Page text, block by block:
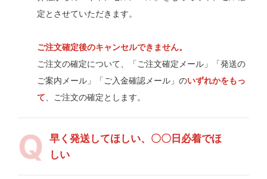
定とさせていただきます。
ご注文確定後のキャンセルできません。
ご注文の確定について、「ご注文確定メール」「発送の
ご案内メール」「ご入金確認メール」のいずれかをもっ
て、ご注文の確定とします。
早く発送してほしい、〇〇日必着でほ
しい